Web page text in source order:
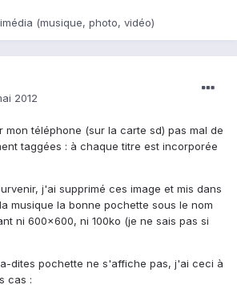
(musique, photo, vidéo)
2012
mon téléphone (sur la carte sd) pas mal de
taggées : à chaque titre est incorporée
j'ai supprimé ces image et mis dans
musique la bonne pochette sous le nom
ni 600x600, ni 100ko (je ne sais pas si
dites pochette ne s'affiche pas, j'ai ceci à
cas :